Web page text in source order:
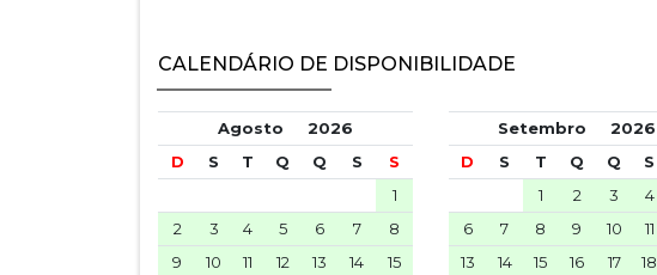
CALENDÁRIO DE DISPONIBILIDADE
Agosto2026
D
S T Q Q S
S
1
2
3 4 5 6 7
8
9
10 11 12 13 14
15
Setembro 2026
D
S T Q Q S
1
2 3 4
6
7 8 9 10 11
13
14 15 16 17 18